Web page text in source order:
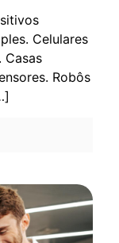
Celulares
Casas
Robôs